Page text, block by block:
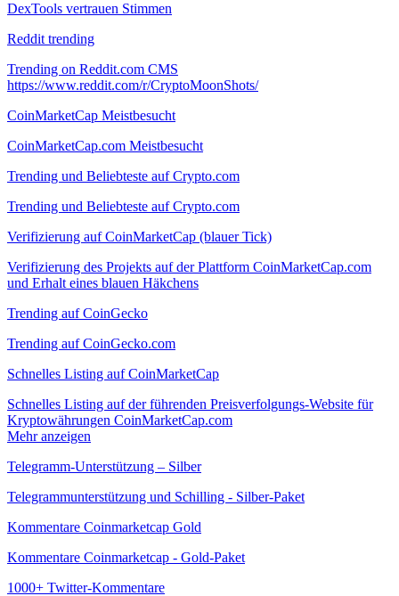
DexTools vertrauen Stimmen
Reddit trending
Trending on Reddit.com CMS
https://www.reddit.com/r/CryptoMoonShots/
CoinMarketCap Meistbesucht
CoinMarketCap.com Meistbesucht
Trending und Beliebteste auf Crypto.com
Trending und Beliebteste auf Crypto.com
Verifizierung auf CoinMarketCap (blauer Tick)
Verifizierung des Projekts auf der Plattform CoinMarketCap.com
und Erhalt eines blauen Häkchens
Trending auf CoinGecko
Trending auf CoinGecko.com
Schnelles Listing auf CoinMarketCap
Schnelles Listing auf der führenden Preisverfolgungs-Website für
Kryptowährungen CoinMarketCap.com
Mehr anzeigen
Telegramm-Unterstützung – Silber
Telegrammunterstützung und Schilling - Silber-Paket
Kommentare Coinmarketcap Gold
Kommentare Coinmarketcap - Gold-Paket
1000+ Twitter-Kommentare